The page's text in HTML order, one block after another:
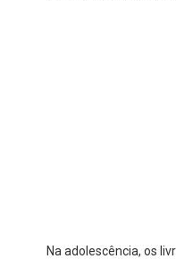
Na adolescência, os